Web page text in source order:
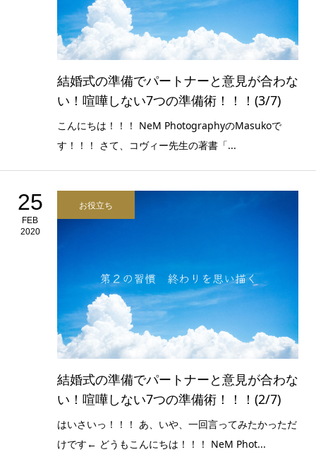
結婚式の準備でパートナーと意見が合わな
い！喧嘩しない7つの準備術！！！(3/7)
こんにちは！！！ NeM PhotographyのMasukoで
す！！！ さて、コヴィー先生の著書「...
25
FEB
2020
お役立ち
結婚式の準備でパートナーと意見が合わな
い！喧嘩しない7つの準備術！！！(2/7)
はいさいっ！！！ あ、いや、一回言ってみたかっただ
けです← どうもこんにちは！！！ NeM Phot...